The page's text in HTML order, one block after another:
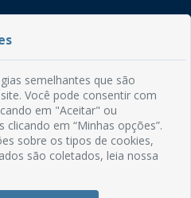
Centro
das 08h às 13h
semelhantes que são
Você pode consentir com
em "Aceitar" ou
clicando em “Minhas opções”.
sobre os tipos de cookies,
são coletados, leia nossa